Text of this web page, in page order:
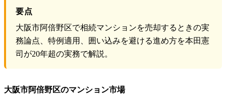
要点
大阪市阿倍野区で相続マンションを売却するときの実
務論点、特例適用、囲い込みを避ける進め方を本田憲
司が20年超の実務で解説。
大阪市阿倍野区のマンション市場